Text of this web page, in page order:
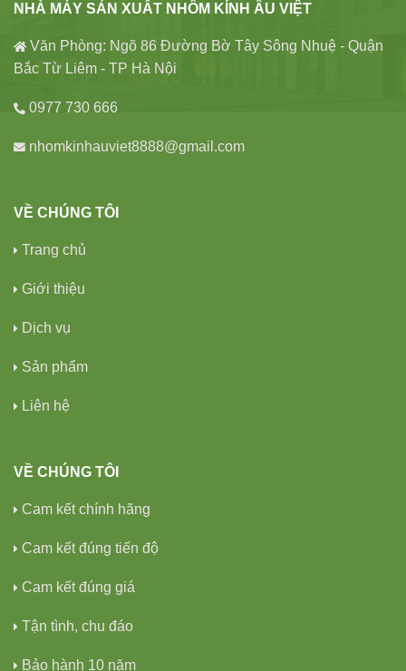
NHÀ MÁY SẢN XUẤT NHÔM KÍNH ÂU VIỆT
Văn Phòng: Ngõ 86 Đường Bờ Tây Sông Nhuệ - Quận
Bắc Từ Liêm - TP Hà Nội
0977 730 666
nhomkinhauviet8888@gmail.com
VỀ CHÚNG TÔI
Trang chủ
Giới thiệu
Dịch vụ
Sản phẩm
Liên hệ
VỀ CHÚNG TÔI
Cam kết chính hãng
Cam kết đúng tiến độ
Cam kết đúng giá
Tận tình, chu đáo
Bảo hành 10 năm